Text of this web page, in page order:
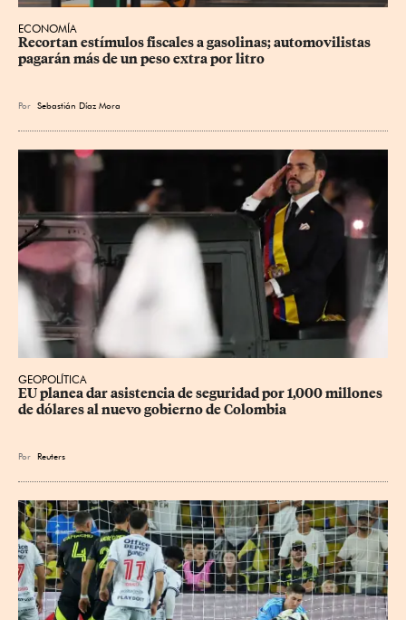
ECONOMÍA
Recortan estímulos fiscales a gasolinas; automovilistas
pagarán más de un peso extra por litro
Por Sebastián Díaz Mora
GEOPOLÍTICA
EU planea dar asistencia de seguridad por 1,000 millones
de dólares al nuevo gobierno de Colombia
Por Reuters